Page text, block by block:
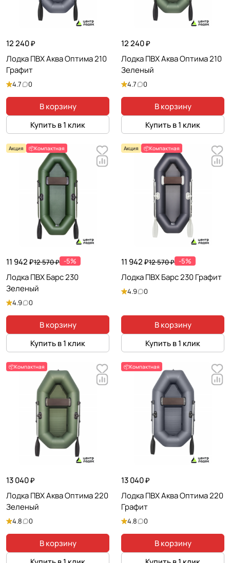
12 240 ₽
Лодка ПВХ Аква Оптима 210
Графит
4.7 0
В корзину
Купить в 1 клик
12 240 ₽
Лодка ПВХ Аква Оптима 210
Зеленый
4.7 0
В корзину
Купить в 1 клик
Акция 📦Компактная
11 942 ₽12 570 ₽ -5%
Лодка ПВХ Барс 230
Зеленый
4.9 0
В корзину
Купить в 1 клик
Акция 📦Компактная
11 942 ₽12 570 ₽ -5%
Лодка ПВХ Барс 230 Графит
4.9 0
В корзину
Купить в 1 клик
📦Компактная
13 040 ₽
Лодка ПВХ Аква Оптима 220
Зеленый
4.8 0
В корзину
📦Компактная
13 040 ₽
Лодка ПВХ Аква Оптима 220
Графит
4.8 0
В корзину